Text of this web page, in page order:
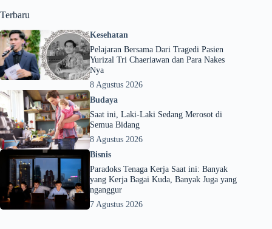
Terbaru
Kesehatan
Pelajaran Bersama Dari Tragedi Pasien
Yurizal Tri Chaeriawan dan Para Nakes
Nya
8 Agustus 2026
Budaya
Saat ini, Laki-Laki Sedang Merosot di
Semua Bidang
8 Agustus 2026
Bisnis
Paradoks Tenaga Kerja Saat ini: Banyak
yang Kerja Bagai Kuda, Banyak Juga yang
nganggur
7 Agustus 2026